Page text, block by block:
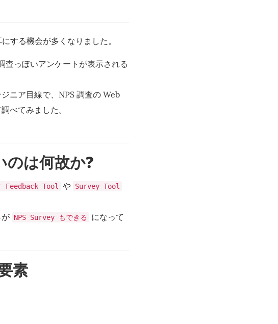
する機会が多くなりました。
査っぽいアンケートが表示される
ニア目線で、NPS 調査の Web
べてみました。
のは何故か?
Feedback Tool や Survey Tool
NPS Survey もできる
になって
素